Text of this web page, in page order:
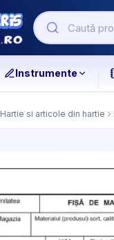
Instrumente
Hartie si articole din hartie